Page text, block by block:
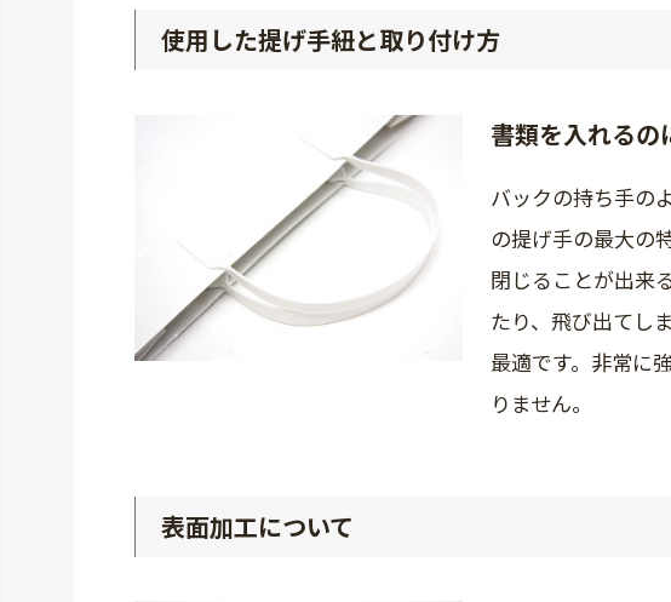
使用した提げ手紐と取り付け方
書類を入れるの
バックの持ち手の
の提げ手の最大の
閉じることが出来
たり、飛び出てし
最適です。非常に
りません。
表面加工について